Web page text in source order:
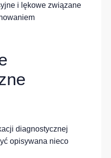
i lękowe związane
diagnostycznej
opisywana nieco